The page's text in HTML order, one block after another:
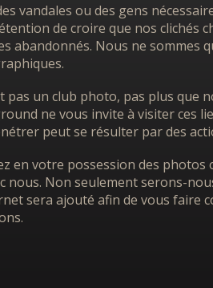
vandales ou des gens
de croire que nos clichés
abandonnés. Nous ne sommes
pas un club photo, pas plus que
ne vous invite à visiter ces
peut se résulter par des
en votre possession des
nous. Non seulement serons-
sera ajouté afin de vous faire